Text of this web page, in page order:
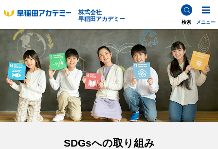
株式会社
早稲田アカデミー
検索 メニュー
SDGsへの取り組み